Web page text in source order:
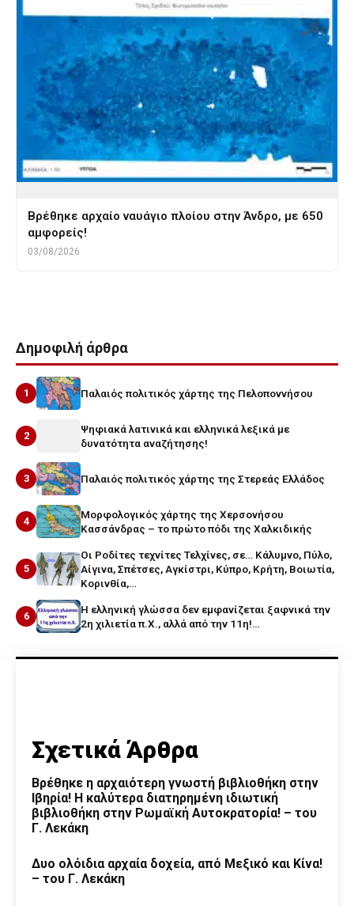
Βρέθηκε αρχαίο ναυάγιο πλοίου στην Άνδρο, με 650
αμφορείς!
03/08/2026
Δημοφιλή άρθρα
1 Παλαιός πολιτικός χάρτης της Πελοποννήσου
2
Ψηφιακά λατινικά και ελληνικά λεξικά με
δυνατότητα αναζήτησης!
3 Παλαιός πολιτικός χάρτης της Στερεάς Ελλάδος
4
Μορφολογικός χάρτης της Χερσονήσου
Κασσάνδρας – το πρώτο πόδι της Χαλκιδικής
5
Οι Ροδίτες τεχνίτες Τελχίνες, σε… Κάλυμνο, Πύλο,
Αίγινα, Σπέτσες, Αγκίστρι, Κύπρο, Κρήτη, Βοιωτία,
Κορινθία,…
6
Η ελληνική γλώσσα δεν εμφανίζεται ξαφνικά την
2η χιλιετία π.Χ., αλλά από την 11η!…
Σχετικά Άρθρα
Βρέθηκε η αρχαιότερη γνωστή βιβλιοθήκη στην
Ιβηρία! Η καλύτερα διατηρημένη ιδιωτική
βιβλιοθήκη στην Ρωμαϊκή Αυτοκρατορία! – του
Γ. Λεκάκη
Δυο ολόιδια αρχαία δοχεία, από Μεξικό και Κίνα!
– του Γ. Λεκάκη